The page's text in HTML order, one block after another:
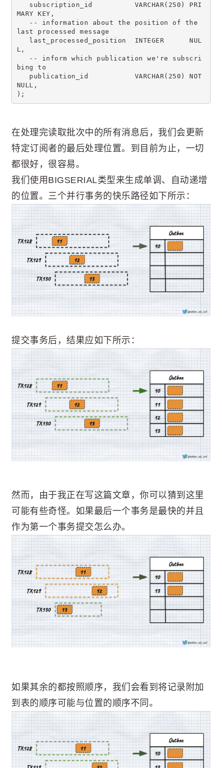
subscription_id          VARCHAR(250) PRI
MARY KEY,
-- information about the position of the
last processed message
last_processed_position  INTEGER      NUL
L,
-- inform which publication we're subscri
bing to
publication_id           VARCHAR(250) NOT
NULL,
);
在处理完读取批次中的所有消息后，我们会更新
特定订阅者的最后处理位置。到目前为止，一切
都很好，很容易。
我们使用BIGSERIAL类型来生成单调、自动递增
的位置。三个并行事务的快乐路径如下所示：
提交事务后，结果应如下所示：
然而，由于我正在写这篇文章，你可以猜到这里
可能有些奇怪。如果最后一个事务是最快的并且
作为第一个事务提交怎么办。
如果其余的都按照顺序，我们会看到将记录附加
到表的顺序可能与位置的顺序不同。